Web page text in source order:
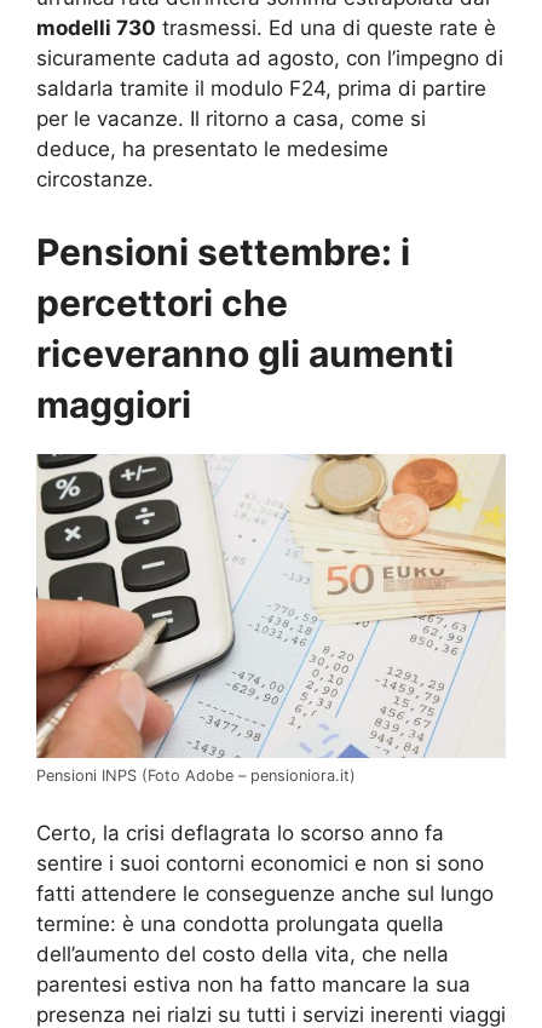
modelli 730 trasmessi. Ed una di queste rate è
sicuramente caduta ad agosto, con l’impegno di
saldarla tramite il modulo F24, prima di partire
per le vacanze. Il ritorno a casa, come si
deduce, ha presentato le medesime
circostanze.
Pensioni settembre: i
percettori che
riceveranno gli aumenti
maggiori
Pensioni INPS (Foto Adobe – pensioniora.it)
Certo, la crisi deflagrata lo scorso anno fa
sentire i suoi contorni economici e non si sono
fatti attendere le conseguenze anche sul lungo
termine: è una condotta prolungata quella
dell’aumento del costo della vita, che nella
parentesi estiva non ha fatto mancare la sua
presenza nei rialzi su tutti i servizi inerenti viaggi